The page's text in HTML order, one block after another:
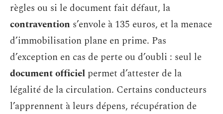
règles ou si le document fait défaut, la
contravention s’envole à 135 euros, et la menace
d’immobilisation plane en prime. Pas
d’exception en cas de perte ou d’oubli : seul le
document officiel permet d’attester de la
légalité de la circulation. Certains conducteurs
l’apprennent à leurs dépens, récupération de